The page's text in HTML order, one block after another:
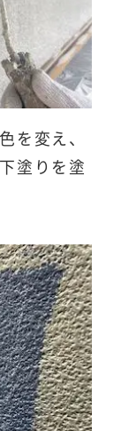
を変え、
塗りを塗